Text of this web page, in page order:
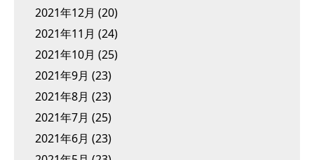
2021年12月 (20)
2021年11月 (24)
2021年10月 (25)
2021年9月 (23)
2021年8月 (23)
2021年7月 (25)
2021年6月 (23)